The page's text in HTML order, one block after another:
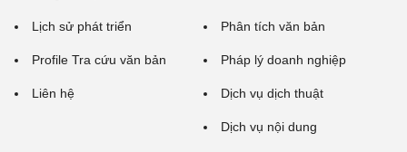
Lịch sử phát triển
Profile Tra cứu văn bản
Liên hệ
Phân tích văn bản
Pháp lý doanh nghiệp
Dịch vụ dịch thuật
Dịch vụ nội dung